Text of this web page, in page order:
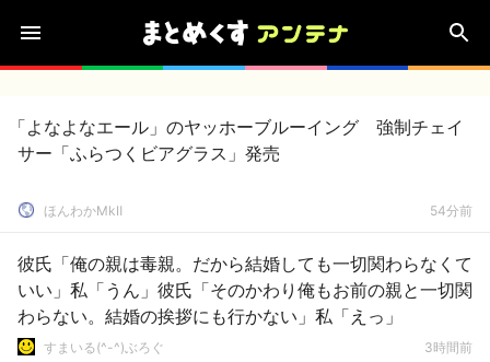
「よなよなエール」のヤッホーブルーイング 強制チェイ
サー「ふらつくビアグラス」発売
ほんわかMkⅡ 54分前
彼氏「俺の親は毒親。だから結婚しても一切関わらなくて
いい」私「うん」彼氏「そのかわり俺もお前の親と一切関
わらない。結婚の挨拶にも行かない」私「えっ」
すまいる(^-^)ぶろぐ 3時間前